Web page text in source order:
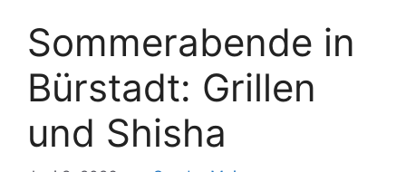
Sommerabende in
Bürstadt: Grillen
und Shisha